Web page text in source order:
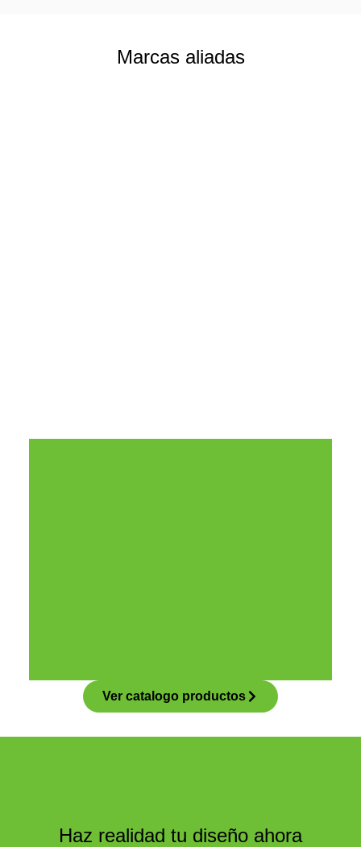
Marcas aliadas
Ver catalogo productos
Haz realidad tu diseño ahora